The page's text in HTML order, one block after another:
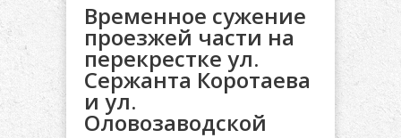
Временное сужение
проезжей части на
перекрестке ул.
Сержанта Коротаева
и ул.
Оловозаводской